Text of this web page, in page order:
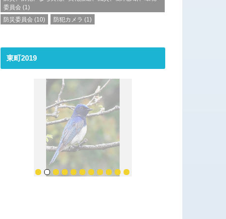
委員会 (1)
防災委員会 (10) 防犯カメラ (1)
東町2019